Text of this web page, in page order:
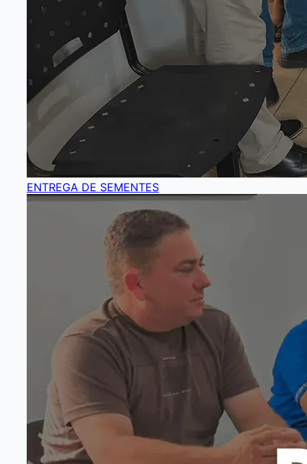
ENTREGA DE SEMENTES